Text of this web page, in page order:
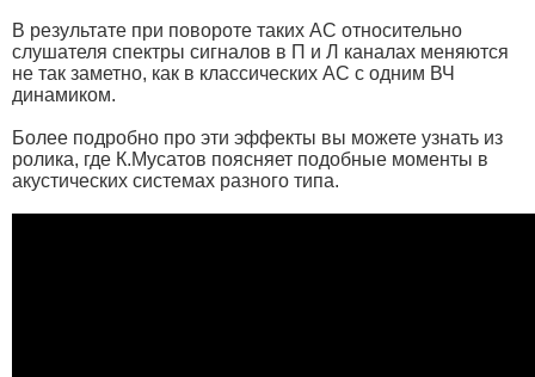
В результате при повороте таких АС относительно
слушателя спектры сигналов в П и Л каналах меняются
не так заметно, как в классических АС с одним ВЧ
динамиком.
Более подробно про эти эффекты вы можете узнать из
ролика, где К.Мусатов поясняет подобные моменты в
акустических системах разного типа.